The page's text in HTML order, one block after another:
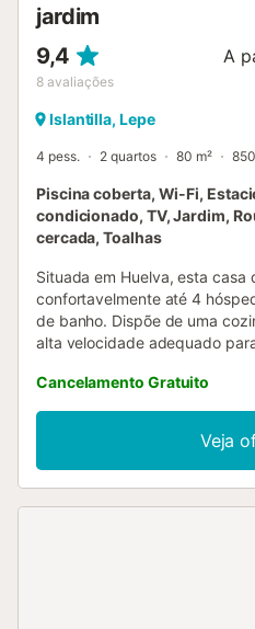
jardim
9,4
8 avaliações
A
Islantilla, Lepe
4 pess. 2 quartos 80 m²
Piscina coberta, Wi-Fi,
condicionado, TV, Jardim,
cercada, Toalhas
Situada em Huelva, esta casa
confortavelmente até 4
de banho. Dispõe de uma
alta velocidade adequado
trabalho dedicado para o
alpendre privado e jardim, é
desfrutarem de refeições ao
oferece um lugar de
uma zona comunitária para
Cancelamento Gratuito
Veja